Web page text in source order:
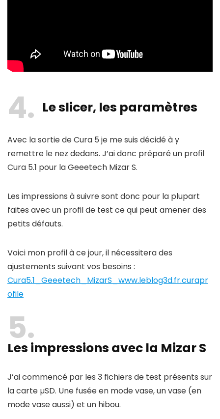
4 Le slicer, les paramètres
Avec la sortie de Cura 5 je me suis décidé à y
remettre le nez dedans. J’ai donc préparé un profil
Cura 5.1 pour la Geeetech Mizar S.
Les impressions à suivre sont donc pour la plupart
faites avec un profil de test ce qui peut amener des
petits défauts.
Voici mon profil à ce jour, il nécessitera des
ajustements suivant vos besoins :
Cura5.1_Geeetech_MizarS_www.leblog3d.fr.curapr
ofile
5
Les impressions avec la Mizar S
J’ai commencé par les 3 fichiers de test présents sur
la carte µSD. Une fusée en mode vase, un vase (en
mode vase aussi) et un hibou.